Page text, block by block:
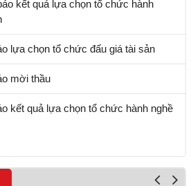
lựa chọn tổ chức đấu giá tài sản
mời thầu
kết quả lựa chọn tổ chức hành nghề